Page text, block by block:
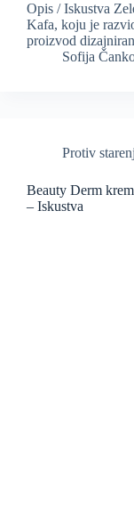
Opis / Iskustva
Kafa, koju je
proizvod
Sofija
Protiv
Beauty Derm
– Iskustva